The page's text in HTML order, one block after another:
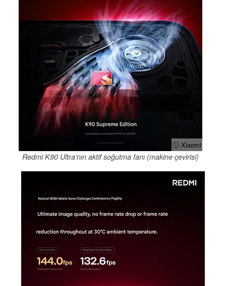
ⓘ Xiaomi
Redmi K90 Ultra’nın aktif soğutma fanı (makine çevirisi)